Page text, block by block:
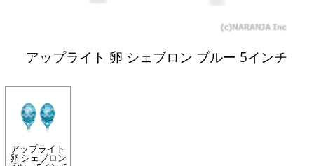
アップライト 卵 シェブロン ブルー 5インチ
アップライト
卵 シェブロン